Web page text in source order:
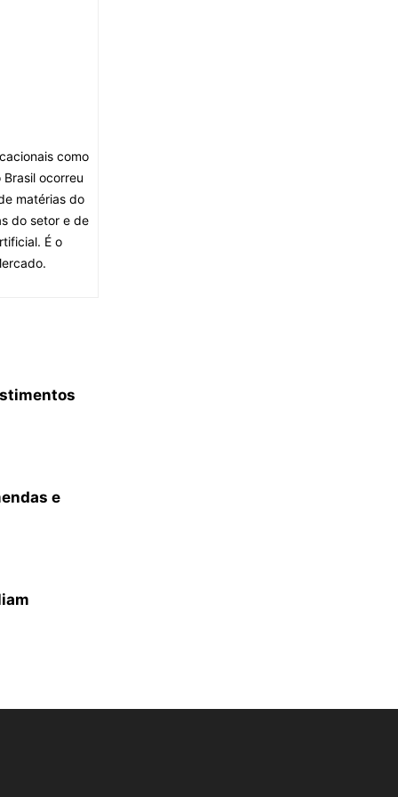
como
ocorreu
matérias do
do setor e de
É o
e